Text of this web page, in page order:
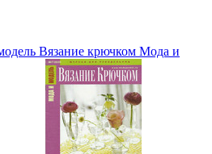
Вязание крючком Мода и